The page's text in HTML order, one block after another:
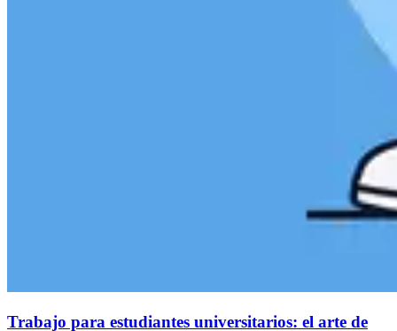
Trabajo para estudiantes universitarios: el arte de